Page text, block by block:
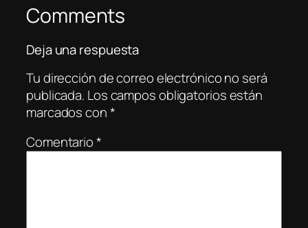
Comments
Deja una respuesta
Tu dirección de correo electrónico no será
publicada. Los campos obligatorios están
marcados con*
Comentario*